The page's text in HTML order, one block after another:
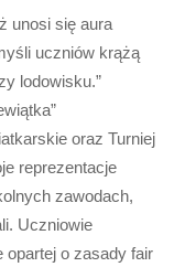
unosi się aura
uczniów krążą
lodowisku.”
oraz Turniej
reprezentacje
zawodach,
Uczniowie
o zasady fair